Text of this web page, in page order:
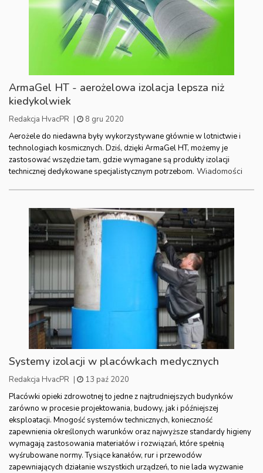
ArmaGel HT - aerożelowa izolacja lepsza niż
kiedykolwiek
Redakcja HvacPR |
8 gru 2020
Aerożele do niedawna były wykorzystywane głównie w lotnictwie i
technologiach kosmicznych. Dziś, dzięki ArmaGel HT, możemy je
zastosować wszędzie tam, gdzie wymagane są produkty izolacji
technicznej dedykowane specjalistycznym potrzebom. Wiadomości
Systemy izolacji w placówkach medycznych
Redakcja HvacPR |
13 paź 2020
Placówki opieki zdrowotnej to jedne z najtrudniejszych budynków
zarówno w procesie projektowania, budowy, jak i późniejszej
eksploatacji. Mnogość systemów technicznych, konieczność
zapewnienia określonych warunków oraz najwyższe standardy higieny
wymagają zastosowania materiałów i rozwiązań, które spełnią
wyśrubowane normy. Tysiące kanałów, rur i przewodów
zapewniających działanie wszystkich urządzeń, to nie lada wyzwanie